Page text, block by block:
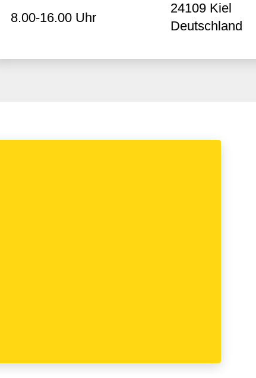
8.00-16.00 Uhr
24109 Kiel
Deutschland